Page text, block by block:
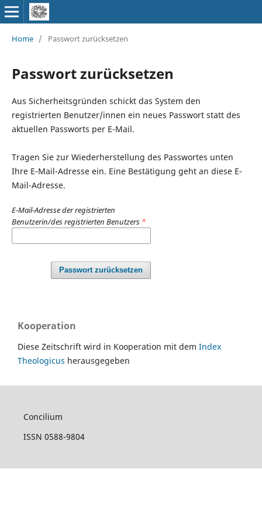
Home / Passwort zurücksetzen
Passwort zurücksetzen
Aus Sicherheitsgründen schickt das System den
registrierten Benutzer/innen ein neues Passwort statt des
aktuellen Passworts per E-Mail.
Tragen Sie zur Wiederherstellung des Passwortes unten
Ihre E-Mail-Adresse ein. Eine Bestätigung geht an diese E-
Mail-Adresse.
E-Mail-Adresse der registrierten
Benutzerin/des registrierten Benutzers *
Passwort zurücksetzen
Kooperation
Diese Zeitschrift wird in Kooperation mit dem Index
Theologicus herausgegeben
Concilium
ISSN 0588-9804